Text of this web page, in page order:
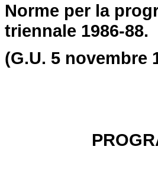
Norme per la
triennale 1986-88.
(G.U. 5 novembre